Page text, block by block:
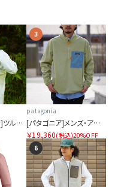
[ティートンブロス]ツルギ ライト ジャケット
3
patagonia
[パタゴニア]メンズ・アウトドア・エブリデー・マースピアル
￥19,360(税込)20%OFF
6